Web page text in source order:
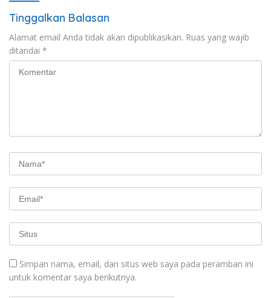
Tinggalkan Balasan
Alamat email Anda tidak akan dipublikasikan. Ruas yang wajib
ditandai *
Simpan nama, email, dan situs web saya pada peramban ini
untuk komentar saya berikutnya.